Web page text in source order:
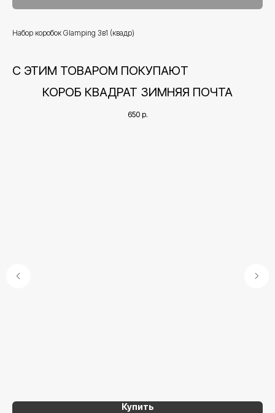
Набор коробок Glamping 3в1 (квадр)
С ЭТИМ ТОВАРОМ ПОКУПАЮТ
КОРОБ КВАДРАТ ЗИМНЯЯ ПОЧТА
650 р.
Купить